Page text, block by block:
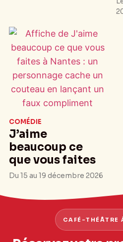
COMÉDIE
J’aime
beaucoup ce
que vous faites
Du 15 au 19 décembre 2026
CAFÉ-THÉÂTRE